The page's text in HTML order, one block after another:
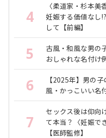
4
〈柔道家・杉本
妊娠する価値なし
して【前編】
5
古風・和風な男の
おしゃれな名付け
6
【2025年】男の
風・かっこいい名
7
セックス後は仰向
て本当？〈妊娠で
【医師監修】